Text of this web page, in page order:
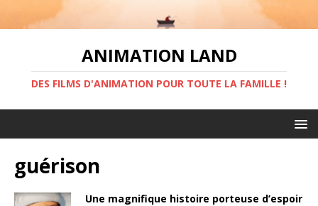
ANIMATION LAND
DES FILMS D'ANIMATION POUR TOUTE LA FAMILLE !
guérison
Une magnifique histoire porteuse d’espoir